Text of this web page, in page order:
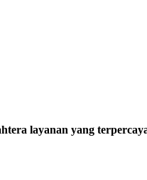
layanan yang